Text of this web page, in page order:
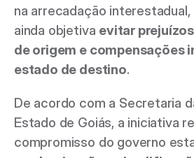
na arrecadação
ainda objetiva evitar
de origem e compensações
estado de destino.
De acordo com a Secretaria
Estado de Goiás, a iniciativa
compromisso do governo